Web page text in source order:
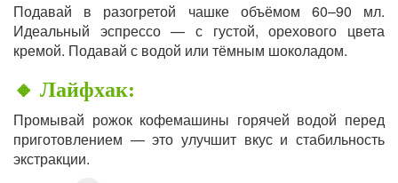
Подавай в разогретой чашке объёмом 60–90 мл.
Идеальный эспрессо — с густой, орехового цвета
кремой. Подавай с водой или тёмным шоколадом.
🔸 Лайфхак:
Промывай рожок кофемашины горячей водой перед
приготовлением — это улучшит вкус и стабильность
экстракции.